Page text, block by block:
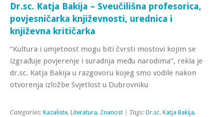
Dr.sc. Katja Bakija – Sveučilišna profesorica,
povjesničarka književnosti, urednica i
književna kritičarka
“Kultura i umjetnost mogu biti čvrsti mostovi kojim se
izgrađuje povjerenje i suradnja među narodima”, rekla je
dr.sc. Katja Bakija u razgovoru kojeg smo vodile nakon
otvorenja izložbe Svjetlost u Dubrovniku
Categories: Kazaliste, Literatura, Znanost | Tags: Dr.sc. Katja Bakija,